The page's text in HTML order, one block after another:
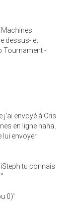
dessus- et
Tournament -
j'ai envoyé à Cris
en ligne haha,
lui envoyer
tu connais
0)"